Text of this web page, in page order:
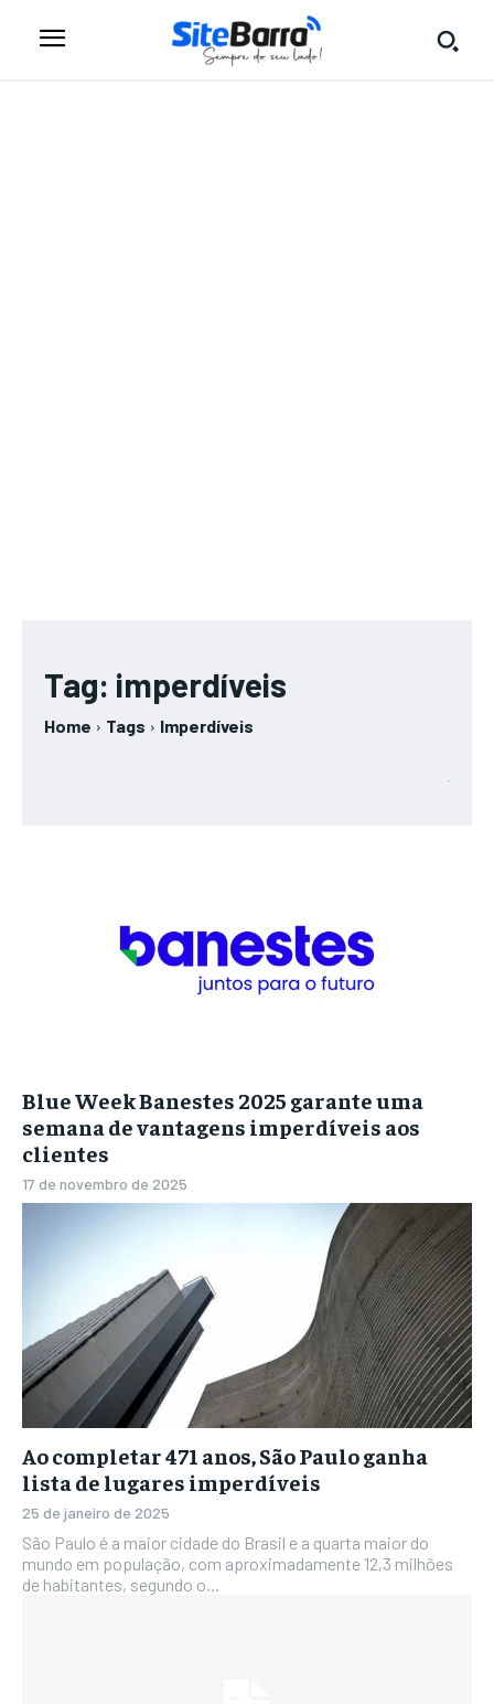
Tag: imperdíveis
Home Tags Imperdíveis
Blue Week Banestes 2025 garante uma
semana de vantagens imperdíveis aos
clientes
17 de novembro de 2025
Ao completar 471 anos, São Paulo ganha
lista de lugares imperdíveis
25 de janeiro de 2025
São Paulo é a maior cidade do Brasil e a quarta maior do
mundo em população, com aproximadamente 12,3 milhões
de habitantes, segundo o...